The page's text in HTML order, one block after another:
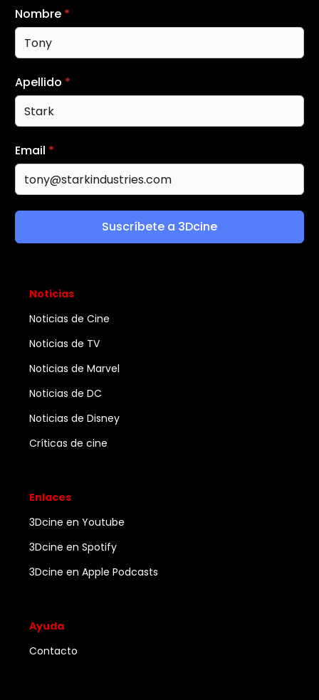
Nombre *
Apellido *
Email *
Suscríbete a 3Dcine
Noticias
Noticias de Cine
Noticias de TV
Noticias de Marvel
Noticias de DC
Noticias de Disney
Críticas de cine
Enlaces
3Dcine en Youtube
3Dcine en Spotify
3Dcine en Apple Podcasts
Ayuda
Contacto